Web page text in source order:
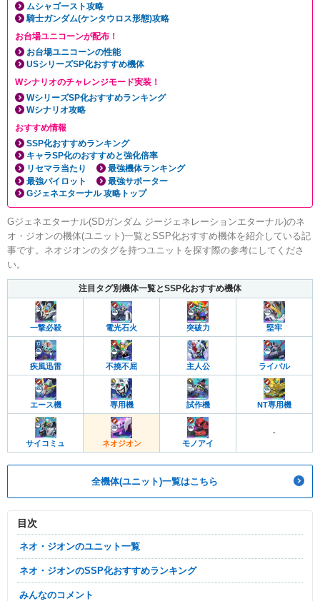
ムシャゴースト攻略
騎士ガンダム(ケンタウロス形態)攻略
お台場ユニコーンが配布！
お台場ユニコーンの性能
USシリーズSP化おすすめ機体
Wシナリオのチャレンジモード実装！
WシリーズSP化おすすめランキング
Wシナリオ攻略
おすすめ情報
SSP化おすすめランキング
キャラSP化のおすすめと強化倍率
リセマラ当たり
最強機体ランキング
最強パイロット
最強サポーター
Gジェネエターナル 攻略トップ
Gジェネエターナル(SDガンダム ジージェネレーションエターナル)のネ
オ・ジオンの機体(ユニット)一覧とSSP化おすすめ機体を紹介している記
事です。ネオジオンのタグを持つユニットを探す際の参考にしてくださ
い。
注目タグ別機体一覧とSSP化おすすめ機体
一撃必殺 電光石火 突破力 堅牢
疾風迅雷 不撓不屈 主人公 ライバル
エース機 専用機 試作機 NT専用機
サイコミュ ネオジオン モノアイ
-
全機体(ユニット)一覧はこちら
目次
ネオ・ジオンのユニット一覧
ネオ・ジオンのSSP化おすすめランキング
みんなのコメント